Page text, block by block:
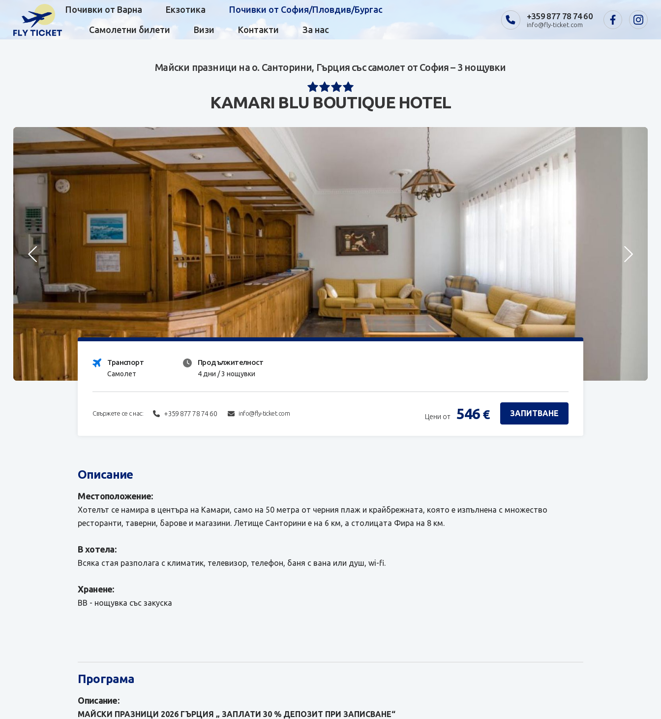
Почивки от Варна Екзотика Почивки от София/Пловдив/Бургас
Самолетни билети Визи Контакти За нас
+359 877 78 74 60
info@fly-ticket.com
Майски празници на о. Санторини, Гърция със самолет от София – 3 нощувки
KAMARI BLU BOUTIQUE HOTEL
Транспорт
Самолет
Продължителност
4 дни / 3 нощувки
Свържете се с нас: +359 877 78 74 60 info@fly-ticket.com Цени от 546 € ЗАПИТВАНЕ
Описание
Местоположение:
Хотелът се намира в центъра на Камари, само на 50 метра от черния плаж и крайбрежната, която е изпълнена с множество
ресторанти, таверни, барове и магазини. Летище Санторини е на 6 км, а столицата Фира на 8 км.
В хотела:
Всяка стая разполага с климатик, телевизор, телефон, баня с вана или душ, wi-fi.
Хранене:
BB - нощувка със закуска
Програма
Описание:
МАЙСКИ ПРАЗНИЦИ 2026 ГЪРЦИЯ „ ЗАПЛАТИ 30 % ДЕПОЗИТ ПРИ ЗАПИСВАНЕ“